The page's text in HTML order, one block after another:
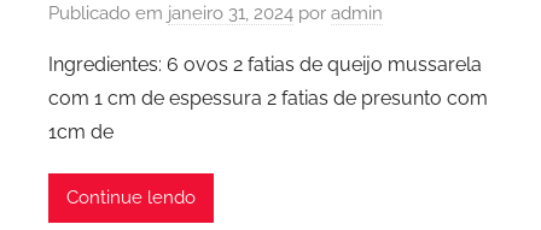
Publicado em janeiro 31, 2024 por admin
Ingredientes: 6 ovos 2 fatias de queijo mussarela
com 1 cm de espessura 2 fatias de presunto com
1cm de
Continue lendo